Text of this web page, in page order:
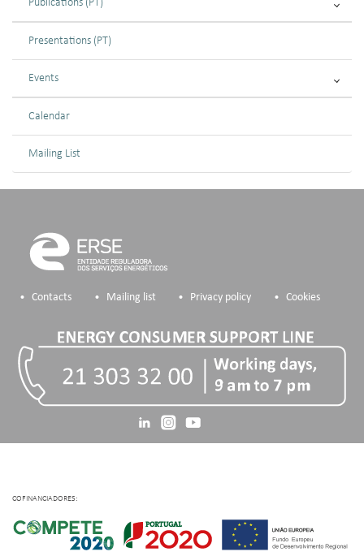
Publications (PT)
Presentations (PT)
Events
Calendar
Mailing List
Contacts Mailing list Privacy policy Cookies
COFINANCIADORES: